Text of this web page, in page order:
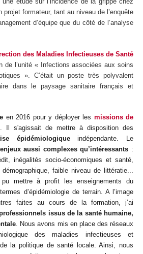
projet formateur, tant au niveau de l’enquête
d’équipe que du côté de l’analyse
des Maladies Infectieuses de Santé
de l’unité « Infections associées aux soins
». C’était un poste très polyvalent
dans le paysage sanitaire français et
en 2016 pour y déployer les missions de
. Il s'agissait de mettre à disposition des
épidémiologiqueindépendante. Le
enjeux aussi complexes qu’intéressants :
inégalités socio-économiques et santé,
faible niveau de littératie...
mettre à profit les enseignements du
d’épidémiologie de terrain. A l’image
faites au cours de la formation, j’ai
issus de la santé humaine,
. Nous avons mis en place des réseaux
des maladies infectieuses et
la politique de santé locale. Ainsi, nous